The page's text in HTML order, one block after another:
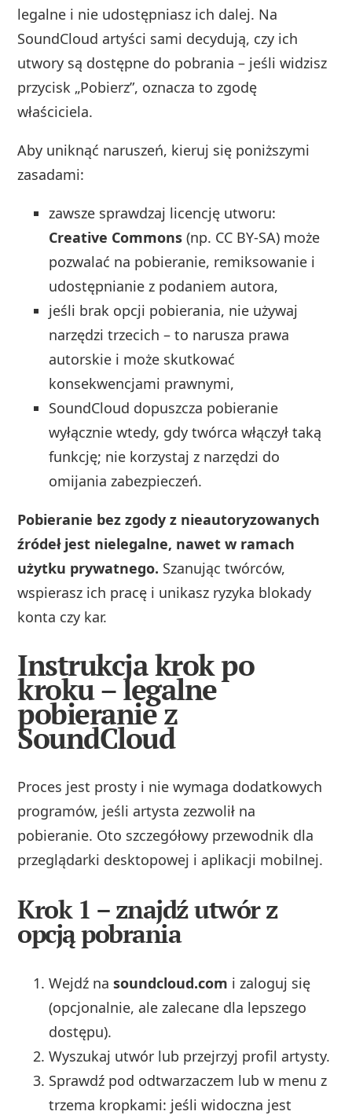
legalne i nie udostępniasz ich dalej. Na
SoundCloud artyści sami decydują, czy ich
utwory są dostępne do pobrania – jeśli widzisz
przycisk „Pobierz”, oznacza to zgodę
właściciela.
Aby uniknąć naruszeń, kieruj się poniższymi
zasadami:
zawsze sprawdzaj licencję utworu:
Creative Commons (np. CC BY-SA) może
pozwalać na pobieranie, remiksowanie i
udostępnianie z podaniem autora,
jeśli brak opcji pobierania, nie używaj
narzędzi trzecich – to narusza prawa
autorskie i może skutkować
konsekwencjami prawnymi,
SoundCloud dopuszcza pobieranie
wyłącznie wtedy, gdy twórca włączył taką
funkcję; nie korzystaj z narzędzi do
omijania zabezpieczeń.
Pobieranie bez zgody z nieautoryzowanych
źródeł jest nielegalne, nawet w ramach
użytku prywatnego. Szanując twórców,
wspierasz ich pracę i unikasz ryzyka blokady
konta czy kar.
Instrukcja krok po
kroku – legalne
pobieranie z
SoundCloud
Proces jest prosty i nie wymaga dodatkowych
programów, jeśli artysta zezwolił na
pobieranie. Oto szczegółowy przewodnik dla
przeglądarki desktopowej i aplikacji mobilnej.
Krok 1 – znajdź utwór z
opcją pobrania
Wejdź nasoundcloud.com i zaloguj się
(opcjonalnie, ale zalecane dla lepszego
dostępu).
Wyszukaj utwór lub przejrzyj profil artysty.
Sprawdź pod odtwarzaczem lub w menu z
trzema kropkami: jeśli widoczna jest